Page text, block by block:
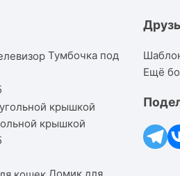
Тумбочка под
крышкой
Домик для
Ещё